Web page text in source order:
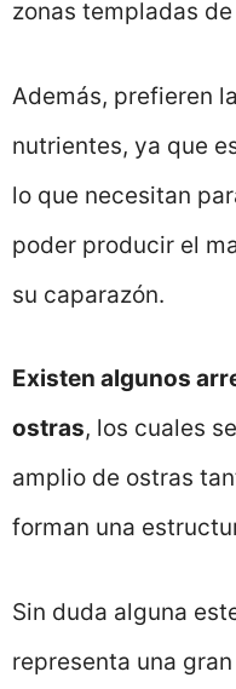
zonas templadas
Además, prefieren
nutrientes, ya que
lo que necesitan
poder producir el
su caparazón.
Existen algunos
ostras, los cuales
amplio de ostras
forman una
Sin duda alguna
representa una